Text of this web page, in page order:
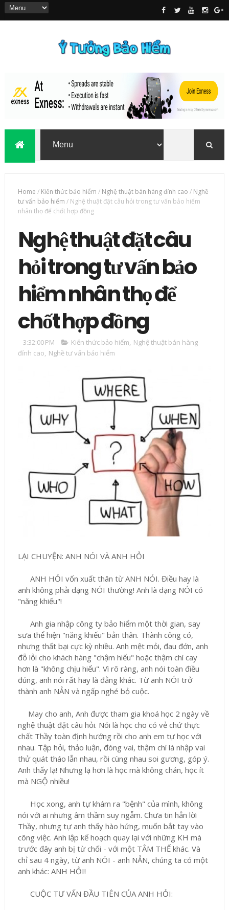
Home / Kiến thức bảo hiểm / Nghệ thuật bán hàng đỉnh cao / Nghề
tư vấn bảo hiểm / Nghệ thuật đặt câu hỏi trong tư vấn bảo hiểm
nhân thọ để chốt hợp đồng
Nghệ thuật đặt câu
hỏi trong tư vấn bảo
hiểm nhân thọ để
chốt hợp đồng
3:32:00 PM Kiến thức bảo hiểm, Nghệ thuật bán hàng
đỉnh cao, Nghề tư vấn bảo hiểm
LẠI CHUYỆN: ANH NÓI VÀ ANH HỎI
ANH HỎI vốn xuất thân từ ANH NÓI. Điều hay là
anh không phải dạng NÓI thường! Anh là dạng NÓI có
"năng khiếu"!
Anh gia nhập công ty bảo hiểm một thời gian, say
sưa thể hiện "năng khiếu" bản thân. Thành công có,
nhưng thất bại cực kỳ nhiều. Anh mệt mỏi, đau đớn, anh
đỗ lỗi cho khách hàng "chậm hiểu" hoặc thậm chí cay
hơn là "không chịu hiểu". Vì rõ ràng, anh nói toàn điều
đúng, anh nói rất hay là đằng khác. Từ anh NÓI trở
thành anh NẢN và ngấp nghé bỏ cuộc.
May cho anh, Anh được tham gia khoá học 2 ngày về
nghệ thuật đặt câu hỏi. Nói là học cho có vẻ chứ thực
chất Thầy toàn định hướng rồi cho anh em tự học với
nhau. Tập hỏi, thảo luận, đóng vai, thậm chí là nhập vai
thử quát tháo lẫn nhau, rồi cùng nhau soi gương, góp ý.
Anh thấy lạ! Nhưng lạ hơn là học mà không chán, học ít
mà NGỘ nhiều!
Học xong, anh tự khám ra "bệnh" của mình, không
nói với ai nhưng âm thầm suy ngẫm. Chưa tin hẳn lời
Thầy, nhưng tự anh thấy hào hứng, muốn bắt tay vào
công việc. Anh lập kế hoạch quay lại với những KH mà
trước đây anh bị từ chối - với một TÂM THẾ khác. Và
chỉ sau 4 ngày, từ anh NÓI - anh NẢN, chúng ta có một
anh khác: ANH HỎI!
CUỘC TƯ VẤN ĐẦU TIÊN CỦA ANH HỎI: